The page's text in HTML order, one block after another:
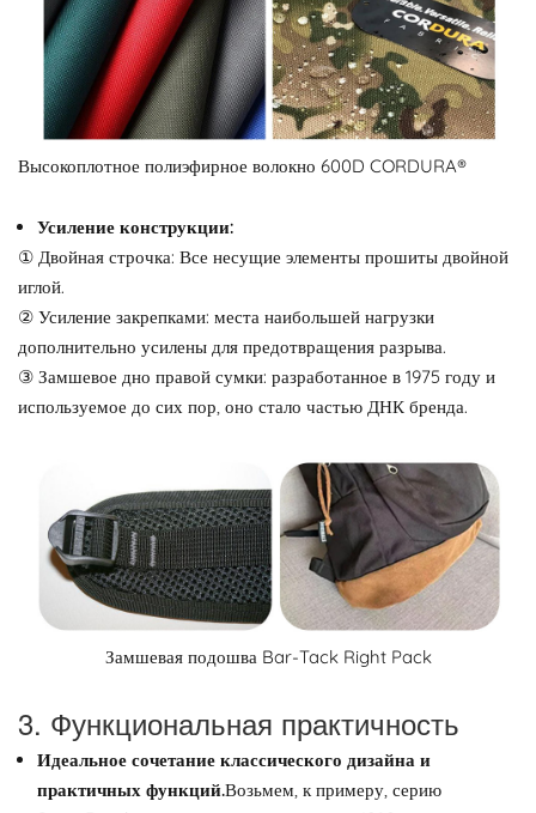
Высокоплотное полиэфирное волокно 600D CORDURA®
Усиление конструкции:
① Двойная строчка: Все несущие элементы прошиты двойной
иглой.
② Усиление закрепками: места наибольшей нагрузки
дополнительно усилены для предотвращения разрыва.
③ Замшевое дно правой сумки: разработанное в 1975 году и
используемое до сих пор, оно стало частью ДНК бренда.
Замшевая подошва Bar-Tack Right Pack
3. Функциональная практичность
Идеальное сочетание классического дизайна и
практичных функций.Возьмем, к примеру, серию